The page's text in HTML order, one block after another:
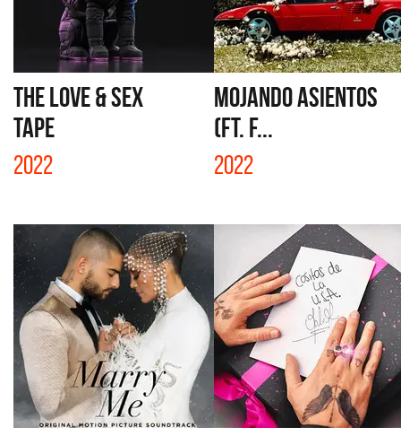
THE LOVE & SEX
TAPE
2022
MOJANDO ASIENTOS
(FT. F...
2022